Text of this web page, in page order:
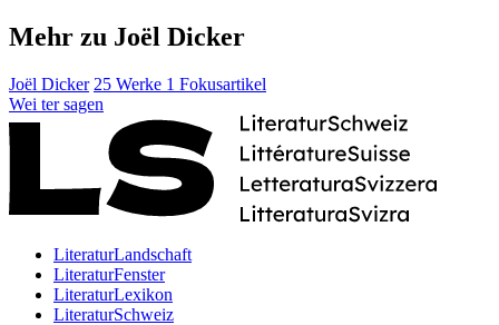
Mehr zu Joël Dicker
Joël Dicker 25 Werke 1 Fokusartikel
Wei ter sagen
LiteraturLandschaft
LiteraturFenster
LiteraturLexikon
LiteraturSchweiz